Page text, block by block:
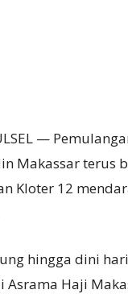
—
Makassar terus
Kloter 12
hingga dini
Asrama Haji